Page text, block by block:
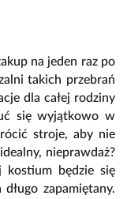
na jeden raz po
takich przebrań
dla całej rodziny
się wyjątkowo w
stroje, aby nie
nieprawdaż?
kostium będzie się
zapamiętany.